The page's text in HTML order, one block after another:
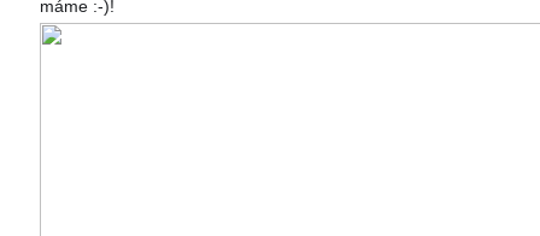
máme :-)!